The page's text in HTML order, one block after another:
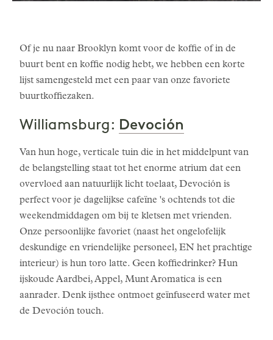
Of je nu naar Brooklyn komt voor de koffie of in de
buurt bent en koffie nodig hebt, we hebben een korte
lijst samengesteld met een paar van onze favoriete
buurtkoffiezaken.
Williamsburg: Devoción
Van hun hoge, verticale tuin die in het middelpunt van
de belangstelling staat tot het enorme atrium dat een
overvloed aan natuurlijk licht toelaat, Devoción is
perfect voor je dagelijkse cafeïne 's ochtends tot die
weekendmiddagen om bij te kletsen met vrienden.
Onze persoonlijke favoriet (naast het ongelofelijk
deskundige en vriendelijke personeel, EN het prachtige
interieur) is hun toro latte. Geen koffiedrinker? Hun
ijskoude Aardbei, Appel, Munt Aromatica is een
aanrader. Denk ijsthee ontmoet geïnfuseerd water met
de Devoción touch.